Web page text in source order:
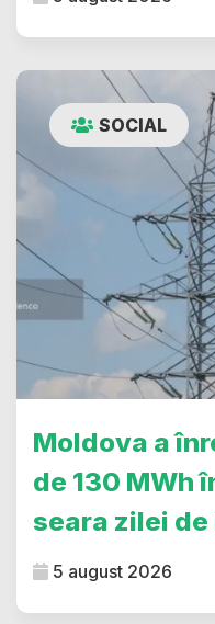
SOCIAL
Moldova a
de 130 MWh
seara zilei
5 august 2026